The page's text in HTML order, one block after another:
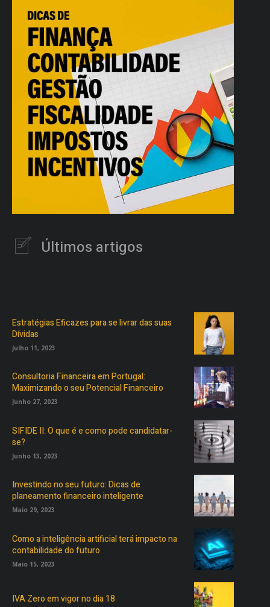
Últimos artigos
Estratégias Eficazes para se livrar das suas
Dívidas
Julho 11, 2023
Consultoria Financeira em Portugal:
Maximizando o seu Potencial Financeiro
Junho 27, 2023
SIFIDE II: O que é e como pode candidatar-
se?
Junho 13, 2023
Investindo no seu futuro: Dicas de
planeamento financeiro inteligente
Maio 29, 2023
Como a inteligência artificial terá impacto na
contabilidade do futuro
Maio 15, 2023
IVA Zero em vigor no dia 18